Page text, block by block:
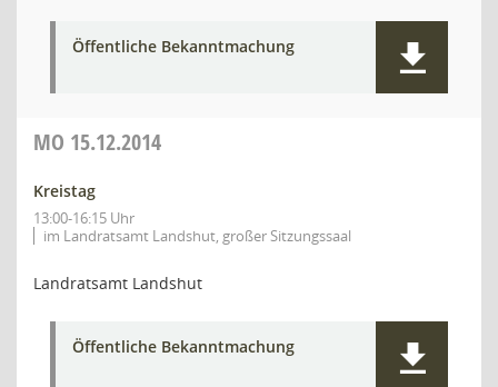
Öffentliche Bekanntmachung
MO 15.12.2014
Kreistag
13:00-16:15 Uhr
im Landratsamt Landshut, großer Sitzungssaal
Landratsamt Landshut
Öffentliche Bekanntmachung